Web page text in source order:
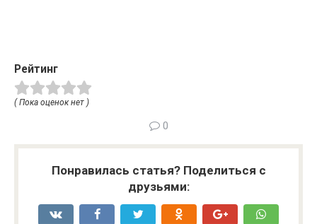
Рейтинг
( Пока оценок нет )
0
Понравилась статья? Поделиться с
друзьями: